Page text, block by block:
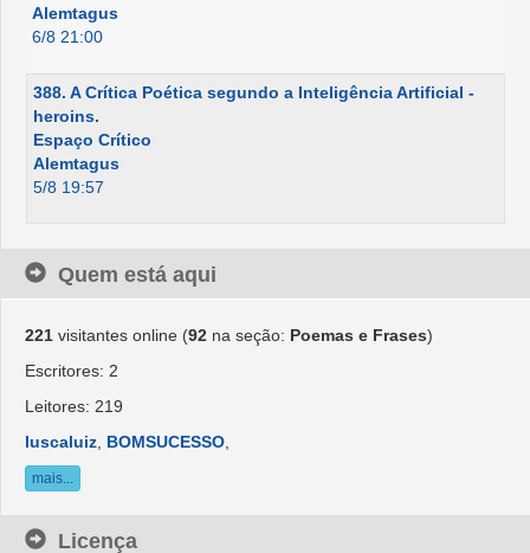
Alemtagus
6/8 21:00
388. A Crítica Poética segundo a Inteligência Artificial -
heroins.
Espaço Crítico
Alemtagus
5/8 19:57
Quem está aqui
221 visitantes online (92 na seção: Poemas e Frases)
Escritores: 2
Leitores: 219
luscaluiz BOMSUCESSO
mais...
Licença